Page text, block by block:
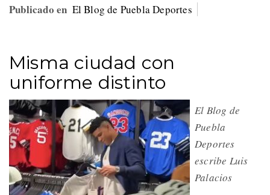
Publicado en El Blog de Puebla Deportes
Misma ciudad con
uniforme distinto
El Blog de
Puebla
Deportes
escribe Luis
Palacios